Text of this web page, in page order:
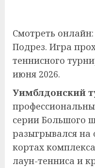
Смотреть
Подрез. Игра
теннисного
июня 2026.
Уимблдонский
серии Большого
разыгрывался на
кортах
лаун-тенниса и